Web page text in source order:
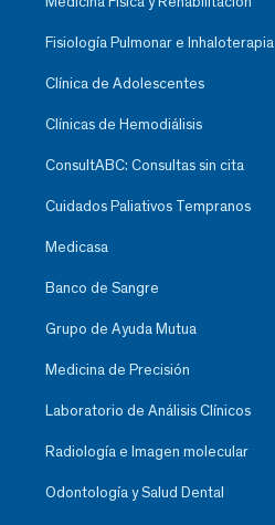
Fisiología Pulmonar e Inhaloterapia
Clínica de Adolescentes
Clínicas de Hemodiálisis
ConsultABC: Consultas sin cita
Cuidados Paliativos Tempranos
Medicasa
Banco de Sangre
Grupo de Ayuda Mutua
Medicina de Precisión
Laboratorio de Análisis Clínicos
Radiología e Imagen molecular
Odontología y Salud Dental